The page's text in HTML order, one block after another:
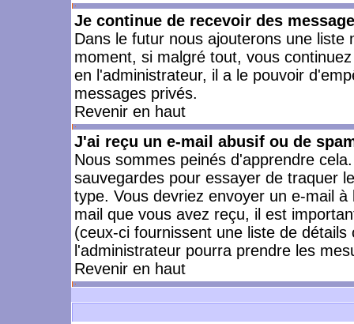
Je continue de recevoir des
Dans le futur nous ajouterons une
moment, si malgré tout, vous
en l'administrateur, il a le pouvoir
messages privés.
Revenir en haut
J'ai reçu un e-mail abusif ou de
Nous sommes peinés d'apprendre
sauvegardes pour essayer de traquer
type. Vous devriez envoyer un e-mail
mail que vous avez reçu, il est
(ceux-ci fournissent une liste de
l'administrateur pourra prendre les
Revenir en haut